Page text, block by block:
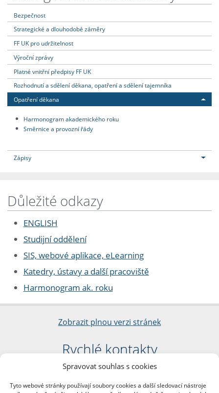
Spravovat souhlas s cookies
Tyto webové stránky používají soubory cookies a další sledovací nástroje
Bezpečnost
Strategické a dlouhodobé záměry
FF UK pro udržitelnost
Výroční zprávy
Platné vnitřní předpisy FF UK
Rozhodnutí a sdělení děkana, opatření a sdělení tajemníka
Opatření děkana
Harmonogram akademického roku
Směrnice a provozní řády
Zápisy
Důležité odkazy
ENGLISH
Studijní oddělení
SIS, webové aplikace, eLearning
Katedry, ústavy a další pracoviště
Harmonogram ak. roku
Zobrazit plnou verzi stránek
Rychlé kontakty
Filozofická fakulta
nám. Jana Palacha 1/2